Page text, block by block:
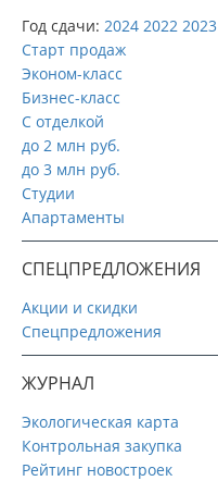
Год сдачи: 2024 2022 2023
Старт продаж
Эконом-класс
Бизнес-класс
С отделкой
до 2 млн руб.
до 3 млн руб.
Студии
Апартаменты
СПЕЦПРЕДЛОЖЕНИЯ
Акции и скидки
Спецпредложения
ЖУРНАЛ
Экологическая карта
Контрольная закупка
Рейтинг новостроек